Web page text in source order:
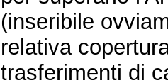
(inseribile
relativa
trasferimenti di